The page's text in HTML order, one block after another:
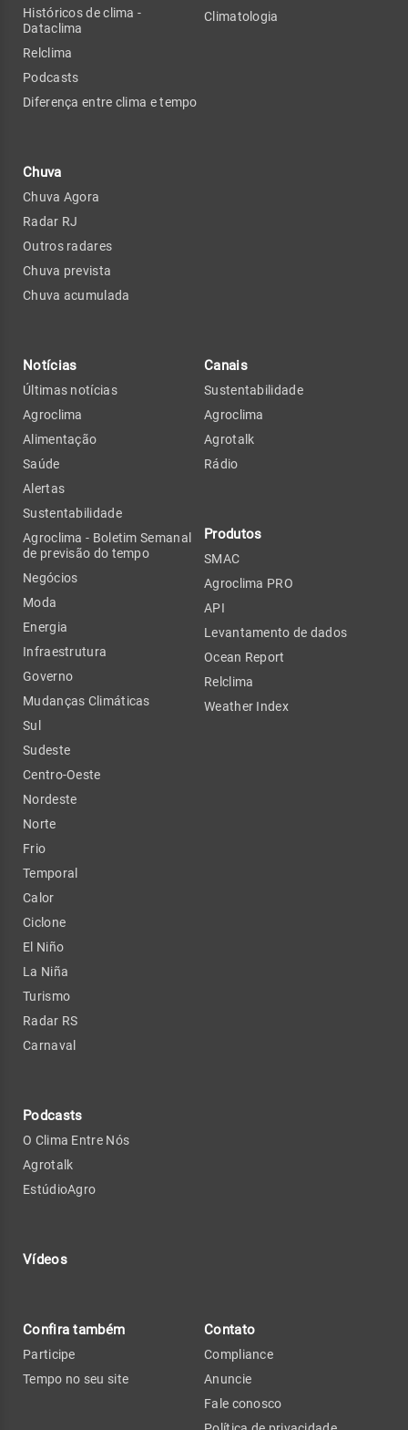
Históricos de clima -
Dataclima
Relclima
Podcasts
Diferença entre clima e tempo
Chuva
Chuva Agora
Radar RJ
Outros radares
Chuva prevista
Chuva acumulada
Climatologia
Notícias
Últimas notícias
Agroclima
Alimentação
Saúde
Alertas
Sustentabilidade
Agroclima - Boletim Semanal
de previsão do tempo
Negócios
Moda
Energia
Infraestrutura
Governo
Mudanças Climáticas
Sul
Sudeste
Centro-Oeste
Nordeste
Norte
Frio
Temporal
Calor
Ciclone
El Niño
La Niña
Turismo
Radar RS
Carnaval
Podcasts
O Clima Entre Nós
Agrotalk
EstúdioAgro
Vídeos
Canais
Sustentabilidade
Agroclima
Agrotalk
Rádio
Produtos
SMAC
Agroclima PRO
API
Levantamento de dados
Ocean Report
Relclima
Weather Index
Confira também
Participe
Tempo no seu site
Contato
Compliance
Anuncie
Fale conosco